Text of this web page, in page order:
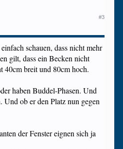
#3
schauen, dass nicht mehr
gilt, dass ein Becken nicht
40cm breit und 80cm hoch.
haben Buddel-Phasen. Und
Und ob er den Platz nun gegen
der Fenster eignen sich ja